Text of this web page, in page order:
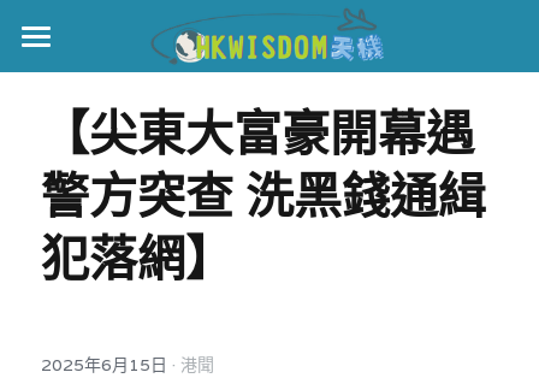
主頁
世界盃
伊美戰爭
黎智英案
美西媒體謊言實錄
宏福‧革新
港聞
【尖東大富豪開幕遇
警方突查 洗黑錢通緝
犯落網】
2025年6月15日 · 港聞